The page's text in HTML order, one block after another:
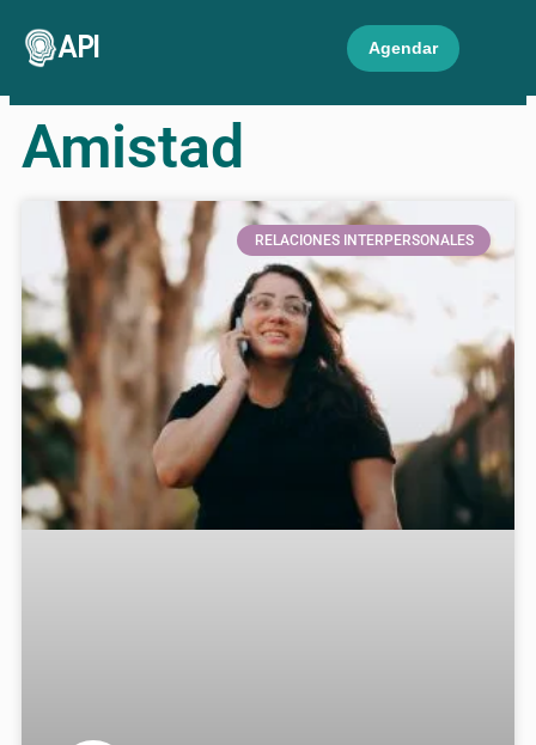
API Agendar
Amistad
RELACIONES INTERPERSONALES